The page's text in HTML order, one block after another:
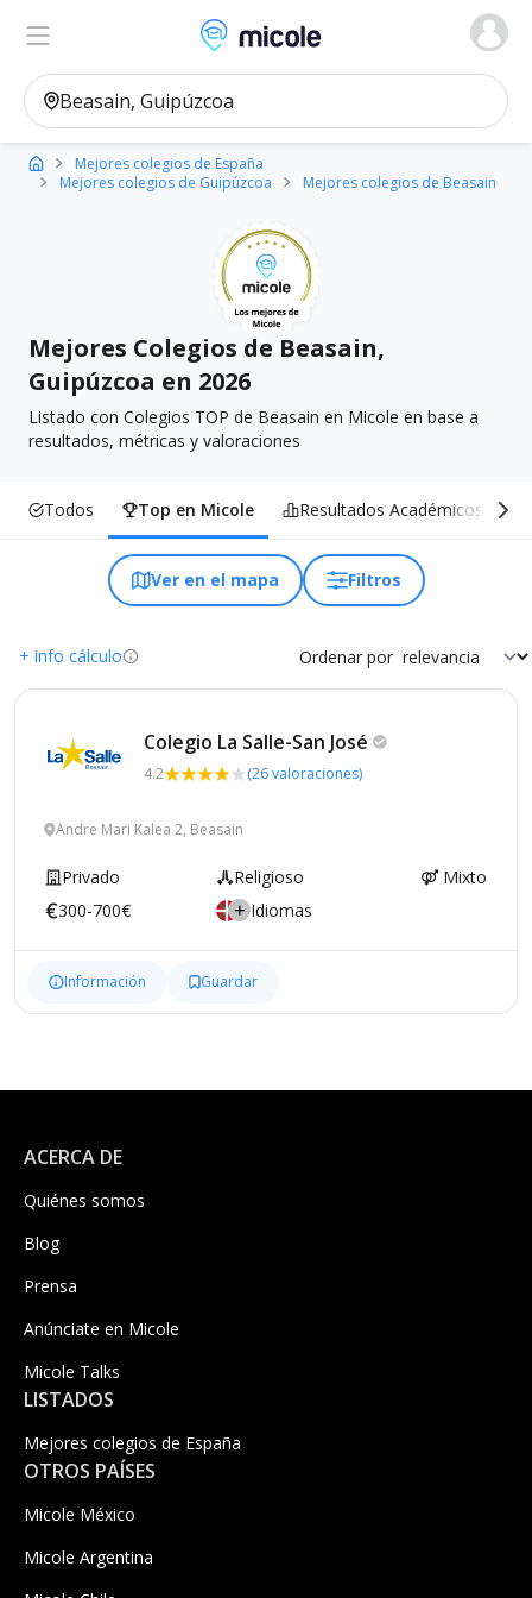
Micole, buscador de colegios
Ver en el mapa
Mejores colegios de España
Mejores colegios de Guipúzcoa
Mejores colegios de Beasain
Mejores Colegios de Beasain,
Guipúzcoa en 2026
Listado con Colegios TOP de Beasain en Micole en base a
resultados, métricas y valoraciones
Todos Top en Micole Resultados Académicos
Ver en el mapa Filtros
+ info cálculo Ordenar por
Colegio La Salle-San José
4.2 (26 valoraciones)
Andre Mari Kalea 2, Beasain
Privado Religioso
Mixto
300-700€
Idiomas
Información Guardar
ACERCA DE
Quiénes somos
Blog
Prensa
Anúnciate en Micole
Micole Talks
LISTADOS
Mejores colegios de España
OTROS PAÍSES
Micole México
Micole Argentina